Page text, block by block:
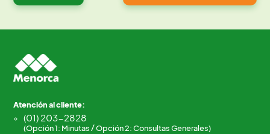
Atención al cliente:
(01) 203-2828
(Opción 1: Minutas / Opción 2: Consultas Generales)